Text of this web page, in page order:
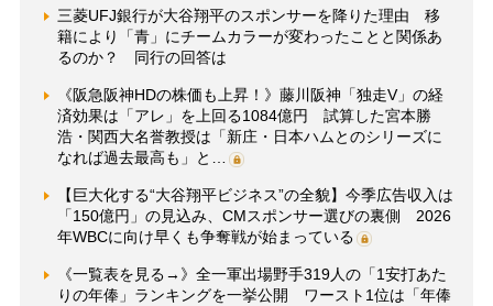
三菱UFJ銀行が大谷翔平のスポンサーを降りた理由 移
籍により「青」にチームカラーが変わったことと関係あ
るのか？ 同行の回答は
《阪急阪神HDの株価も上昇！》藤川阪神「独走V」の経
済効果は「アレ」を上回る1084億円 試算した宮本勝
浩・関西大名誉教授は「新庄・日本ハムとのシリーズに
なれば過去最高も」と…
【巨大化する“大谷翔平ビジネス”の全貌】今季広告収入は
「150億円」の見込み、CMスポンサー選びの裏側 2026
年WBCに向け早くも争奪戦が始まっている
《一覧表を見る→》全一軍出場野手319人の「1安打あた
りの年俸」ランキングを一挙公開 ワースト1位は「年俸